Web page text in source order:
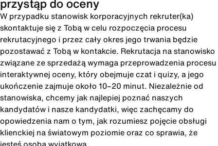
W przypadku stanowisk korporacyjnych rekruter(ka)
skontaktuje się z Tobą w celu rozpoczęcia procesu
rekrutacyjnego i przez cały okres jego trwania będzie
pozostawać z Tobą w kontakcie. Rekrutacja na stanowisko
związane ze sprzedażą wymaga przeprowadzenia procesu
interaktywnej oceny, który obejmuje czat i quizy, a jego
ukończenie zajmuje około 10–20 minut. Niezależnie od
stanowiska, chcemy jak najlepiej poznać naszych
kandydatów i nasze kandydatki, więc zachęcamy do
opowiedzenia nam o tym, jak rozumiesz pojęcie obsługi
klienckiej na światowym poziomie oraz co sprawia, że